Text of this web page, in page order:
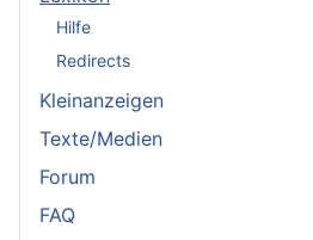
Hilfe
Redirects
Kleinanzeigen
Texte/Medien
Forum
FAQ